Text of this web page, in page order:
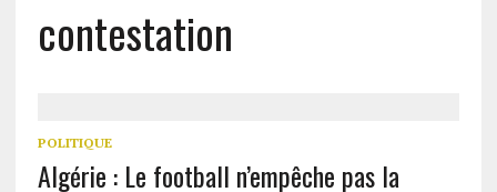
contestation
POLITIQUE
Algérie : Le football n’empêche pas la